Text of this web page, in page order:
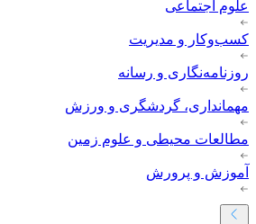
علوم اجتماعی
کسب‌وکار و مدیریت
روزنامه‌نگاری و رسانه
مهمانداری، گردشگری و ورزش
مطالعات محیطی و علوم زمین
آموزش و پرورش